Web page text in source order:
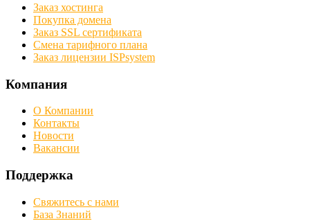
Заказ хостинга
Покупка домена
Заказ SSL сертификата
Смена тарифного плана
Заказ лицензии ISPsystem
Компания
О Компании
Контакты
Новости
Вакансии
Поддержка
Свяжитесь с нами
База Знаний